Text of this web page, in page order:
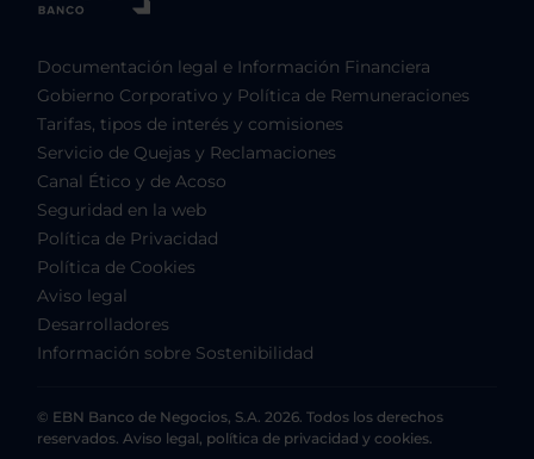
Documentación legal e Información Financiera
Gobierno Corporativo y Política de Remuneraciones
Tarifas, tipos de interés y comisiones
Servicio de Quejas y Reclamaciones
Canal Ético y de Acoso
Seguridad en la web
Política de Privacidad
Política de Cookies
Aviso legal
Desarrolladores
Información sobre Sostenibilidad
© EBN Banco de Negocios, S.A. 2026. Todos los derechos
reservados. Aviso legal, política de privacidad y cookies.